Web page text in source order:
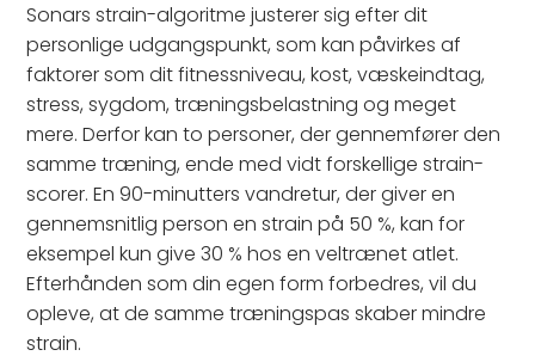
Sonars strain-algoritme justerer sig efter dit
personlige udgangspunkt, som kan påvirkes af
faktorer som dit fitnessniveau, kost, væskeindtag,
stress, sygdom, træningsbelastning og meget
mere. Derfor kan to personer, der gennemfører den
samme træning, ende med vidt forskellige strain-
scorer. En 90-minutters vandretur, der giver en
gennemsnitlig person en strain på 50 %, kan for
eksempel kun give 30 % hos en veltrænet atlet.
Efterhånden som din egen form forbedres, vil du
opleve, at de samme træningspas skaber mindre
strain.